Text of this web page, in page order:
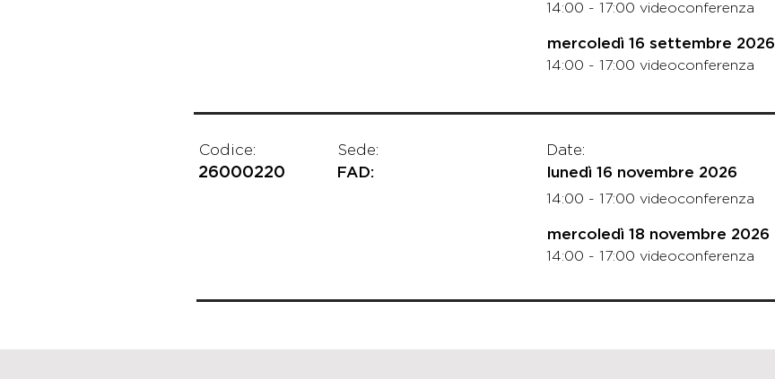
14:00 - 17:00 videoconferenza
mercoledì 16 settembre 2026
14:00 - 17:00 videoconferenza
Codice:
26000220
Sede:
FAD:
Date:
lunedì 16 novembre 2026
14:00 - 17:00 videoconferenza
mercoledì 18 novembre 2026
14:00 - 17:00 videoconferenza